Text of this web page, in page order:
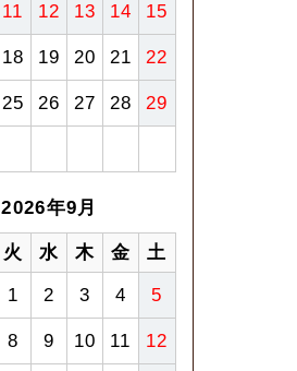
11 12 13 14 15
18 19 20 21 22
25 26 27 28 29
2026年9月
火 水 木 金 土
1 2 3 4 5
8 9 10 11 12